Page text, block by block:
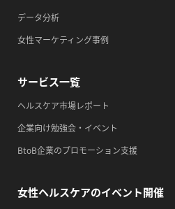
・自殺予防週間
・心、血管病予防デー
・世界アルツハイマー月間
・健康増進普及月間
・歯ヂカラ探究月間
・職場の健康診断実施強化月間
2026/09/16(水)
データ分析
女性マーケティング事例
サービス一覧
ヘルスケア市場レポート
企業向け勉強会・イベント
BtoB企業のプロモーション支援
女性ヘルスケアのイベント開催